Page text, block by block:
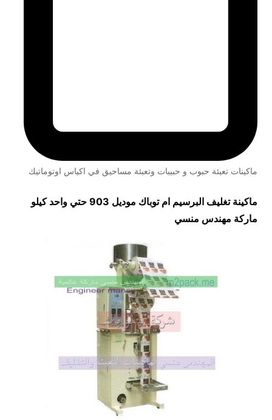
ماكينات تعبئة حبوب و حبيبات وتعبئة مساحيق في اكياس اوتوماتيك
ماكينة تغليف البرسيم ام توباك موديل 903 حتي واحد كيلو
ماركة مهندس منسي